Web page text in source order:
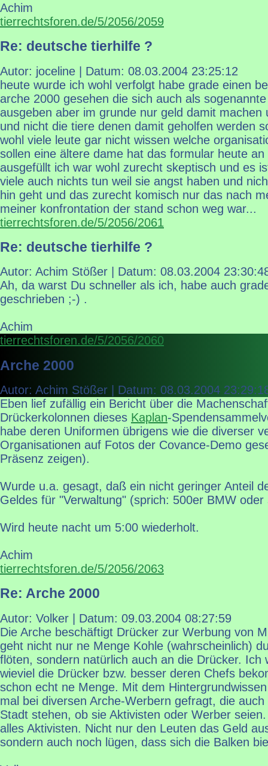
Achim
tierrechtsforen.de/5/2056/2059
Re: deutsche tierhilfe ?
Autor: joceline | Datum: 08.03.2004 23:25:12
heute wurde ich wohl verfolgt habe grade einen
arche 2000 gesehen die sich auch als
ausgeben aber im grunde nur geld damit machen
und nicht die tiere denen damit geholfen werden
wohl viele leute gar nicht wissen welche
sollen eine ältere dame hat das formular heute
ausgefüllt ich war wohl zurecht skeptisch und es
viele auch nichts tun weil sie angst haben und
hin geht und das zurecht komisch nur das nach
meiner konfrontation der stand schon weg war...
tierrechtsforen.de/5/2056/2061
Re: deutsche tierhilfe ?
Autor: Achim Stößer | Datum: 08.03.2004
Ah, da warst Du schneller als ich, habe auch
geschrieben ;-) .
Achim
tierrechtsforen.de/5/2056/2060
Arche 2000
Autor: Achim Stößer | Datum: 08.03.2004
Eben lief zufällig ein Bericht über die
Drückerkolonnen dieses Kaplan-
habe deren Uniformen übrigens wie die diverser
Organisationen auf Fotos der Covance-Demo
Präsenz zeigen).
Wurde u.a. gesagt, daß ein nicht geringer Anteil
Geldes für "Verwaltung" (sprich: 500er BMW
Wird heute nacht um 5:00 wiederholt.
Achim
tierrechtsforen.de/5/2056/2063
Re: Arche 2000
Autor: Volker | Datum: 09.03.2004 08:27:59
Die Arche beschäftigt Drücker zur Werbung von
geht nicht nur ne Menge Kohle (wahrscheinlich)
flöten, sondern natürlich auch an die Drücker. Ich
wieviel die Drücker bzw. besser deren Chefs
schon echt ne Menge. Mit dem
mal bei diversen Arche-Werbern gefragt, die
Stadt stehen, ob sie Aktivisten oder Werber
alles Aktivisten. Nicht nur den Leuten das Geld
sondern auch noch lügen, dass sich die Balken